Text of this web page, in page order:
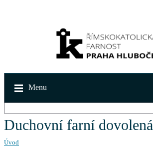
Menu
Duchovní farní dovolená
Úvod